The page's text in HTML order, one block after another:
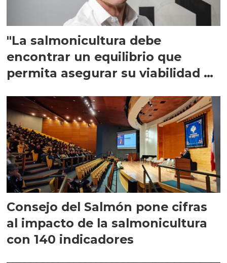
"La salmonicultura debe
encontrar un equilibrio que
permita asegurar su viabilidad de
Consejo del Salmón pone cifras
al impacto de la salmonicultura
con 140 indicadores